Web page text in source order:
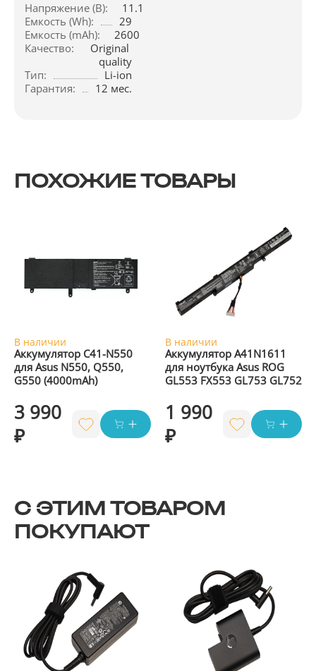
Напряжение (В):
11.1
Емкость (Wh):
29
Емкость (mAh):
2600
Качество:
Original
quality
Тип:
Li-ion
Гарантия:
12 мес.
ПОХОЖИЕ ТОВАРЫ
В наличии
Аккумулятор C41-N550
для Asus N550, Q550,
G550 (4000mAh)
3 990
₽
В наличии
Аккумулятор A41N1611
для ноутбука Asus ROG
GL553 FX553 GL753 GL752
1 990
₽
С ЭТИМ ТОВАРОМ
ПОКУПАЮТ